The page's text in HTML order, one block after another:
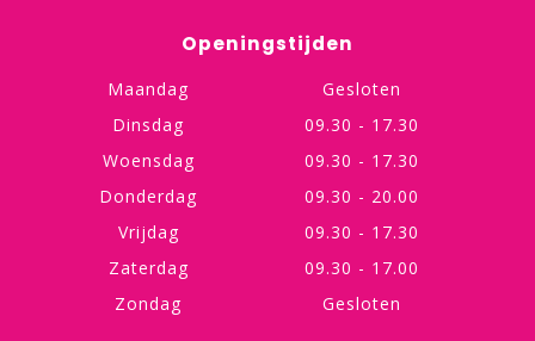
Openingstijden
Maandag
Gesloten
Dinsdag
09.30 - 17.30
Woensdag
09.30 - 17.30
Donderdag
09.30 - 20.00
Vrijdag
09.30 - 17.30
Zaterdag
09.30 - 17.00
Zondag
Gesloten